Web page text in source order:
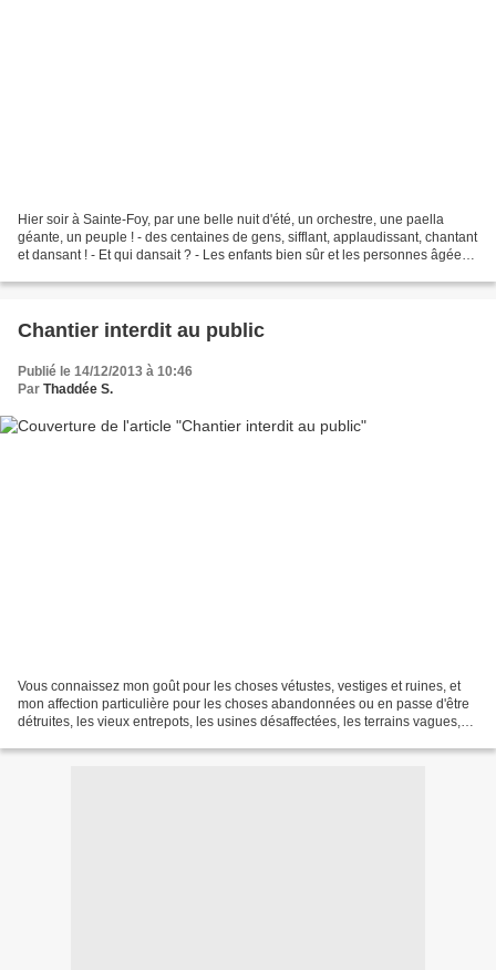
Hier soir à Sainte-Foy, par une belle nuit d'été, un orchestre, une paella
géante, un peuple ! - des centaines de gens, sifflant, applaudissant, chantant
et dansant ! - Et qui dansait ? - Les enfants bien sûr et les personnes âgées
Chantier interdit au public
Publié le 14/12/2013 à 10:46
Par Thaddée S.
Vous connaissez mon goût pour les choses vétustes, vestiges et ruines, et
mon affection particulière pour les choses abandonnées ou en passe d'être
détruites, les vieux entrepots, les usines désaffectées, les terrains vagues,